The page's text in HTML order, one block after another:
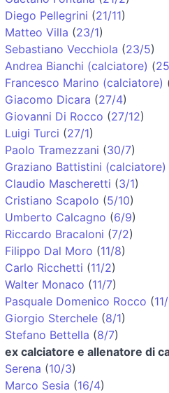
Diego Pellegrini (21/11)
Matteo Villa (23/1)
Sebastiano Vecchiola (23/5)
Andrea Bianchi (calciatore) (
Francesco Marino (calciatore)
Giacomo Dicara (27/4)
Giovanni Di Rocco (27/12)
Luigi Turci (27/1)
Paolo Tramezzani (30/7)
Graziano Battistini (calciatore)
Claudio Mascheretti (3/1)
Cristiano Scapolo (5/10)
Umberto Calcagno (6/9)
Riccardo Bracaloni (7/2)
Filippo Dal Moro (11/8)
Carlo Ricchetti (11/2)
Walter Monaco (11/7)
Pasquale Domenico Rocco (
Giorgio Sterchele (8/1)
Stefano Bettella (8/7)
ex calciatore e allenatore di
Serena (10/3)
Marco Sesia (16/4)